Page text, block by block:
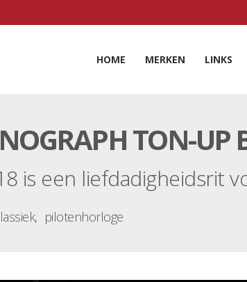
HOME MERKEN LINKS
TON-UP
is een liefdadigheidsrit
pilotenhorloge